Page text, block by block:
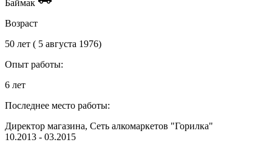
Баймак
Возраст
50 лет ( 5 августа 1976)
Опыт работы:
6 лет
Последнее место работы:
Директор магазина, Сеть алкомаркетов "Горилка"
10.2013 - 03.2015